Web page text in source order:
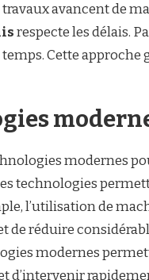
avancent de
respecte les délais.
Cette approche
modernes
technologies
l’utilisation de
de réduire
modernes
d’intervenir